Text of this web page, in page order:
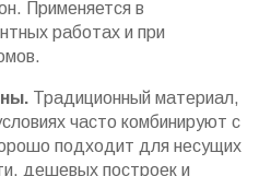
Применяется в
работах и при
Традиционный материал,
часто комбинируют с
подходит для несущих
дешевых построек и